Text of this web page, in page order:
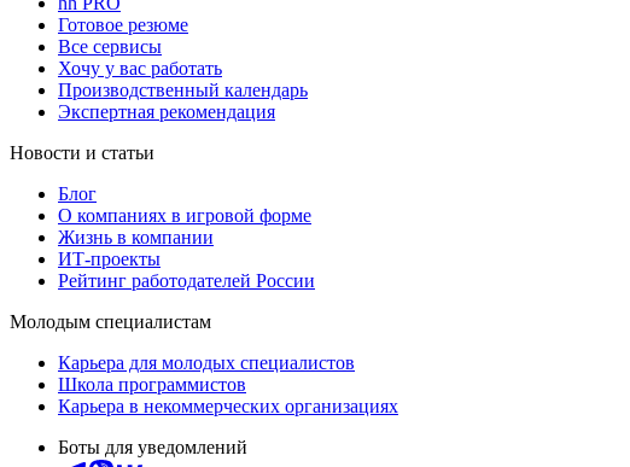
Готовое резюме
Все сервисы
Хочу у вас работать
Производственный календарь
Экспертная рекомендация
Новости и статьи
Блог
О компаниях в игровой форме
Жизнь в компании
ИТ-проекты
Рейтинг работодателей России
Молодым специалистам
Карьера для молодых специалистов
Школа программистов
Карьера в некоммерческих организациях
Боты для уведомлений